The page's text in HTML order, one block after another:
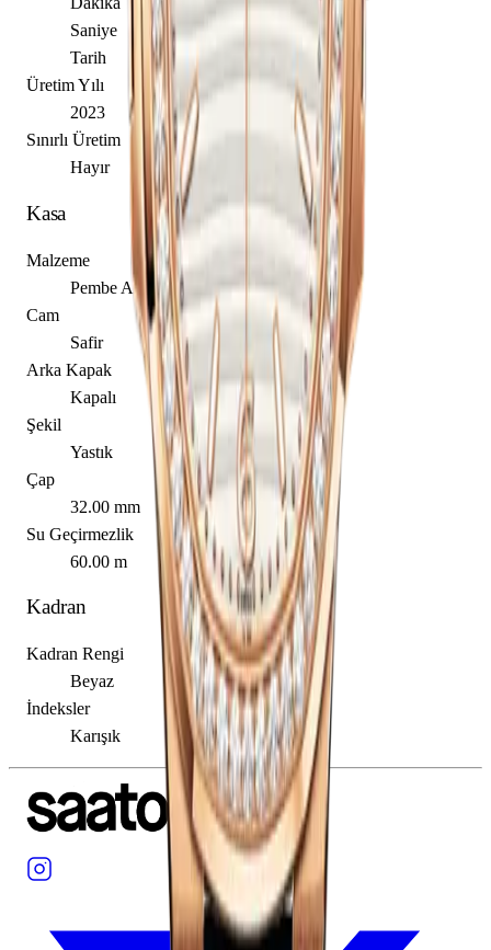
Saniye
Tarih
Üretim Yılı
2023
Sınırlı Üretim
Hayır
Kasa
Malzeme
Pembe Altın
Cam
Safir
Arka Kapak
Kapalı
Şekil
Yastık
Çap
32.00 mm
Su Geçirmezlik
60.00 m
Kadran
Kadran Rengi
Beyaz
İndeksler
Karışık